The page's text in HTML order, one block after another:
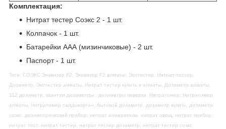
Комплектация:
Нитрат тестер Соэкс 2 - 1 шт.
Колпачок - 1 шт.
Батарейки ААА (мизинчиковые) - 2 шт.
Паспорт - 1 шт.
Теги: СОЭКС Эковизор F2, Эковизор F2 алматы, Экотестер, Нитрат-тестер,
Дозиметр, Экотестер алматы, Нитрат тестер купить в алматы, Дозиметр алматы,
112 дозиметр, квантум дозиметры , дозиметры поверка, Нитратомер, Нитратомер
алматы, Нитратомер талдыкорган, бытовой дозиметр, дозиметр купить, дозиметр
соэкс, дозиметрический прибор, нитрат измеритель, нитрат овощ, нитрат прибор,
нитрат тест, нитрат тестер, нитрат тестер дозиметр, нитрат тестер соэкс,